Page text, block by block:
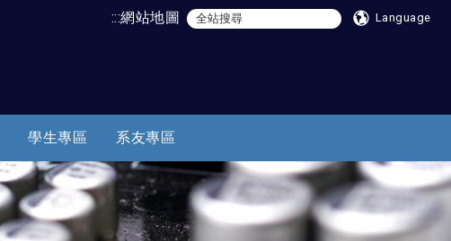
:::網站地圖 Language
學生專區 系友專區